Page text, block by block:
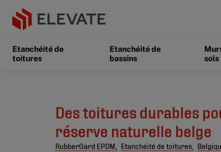
Etanchéité de
toitures
Etanchéité de
bassins
sols
Des toitures durables
réserve naturelle belge
RubberGard EPDM, Etanchéité de toitures,